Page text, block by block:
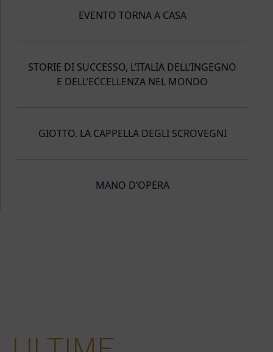
EVENTO TORNA A CASA
STORIE DI SUCCESSO, L’ITALIA DELL’INGEGNO
E DELL’ECCELLENZA NEL MONDO
GIOTTO. LA CAPPELLA DEGLI SCROVEGNI
MANO D’OPERA